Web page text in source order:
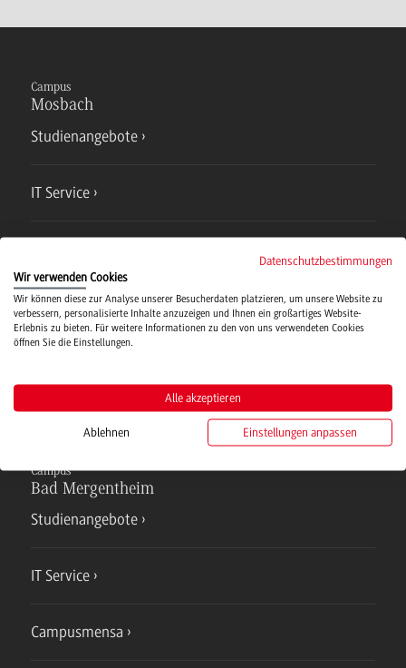
Campus
Mosbach
Studienangebote
IT Service
Hochschulsport
Campus
Bad Mergentheim
Studienangebote
IT Service
Campusmensa
Datenschutzbestimmungen
Wir verwenden Cookies
Wir können diese zur Analyse unserer Besucherdaten platzieren, um unsere Website zu
verbessern, personalisierte Inhalte anzuzeigen und Ihnen ein großartiges Website-
Erlebnis zu bieten. Für weitere Informationen zu den von uns verwendeten Cookies
öffnen Sie die Einstellungen.
Alle akzeptieren
Ablehnen Einstellungen anpassen